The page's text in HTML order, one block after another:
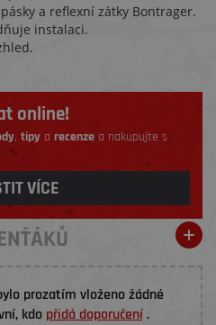
a reflexní zátky Bontrager.
instalaci.
online!
,tipy a recenzea nakupujte s
VÍCE
prozatím vloženo žádné
kdo přidá doporučení.